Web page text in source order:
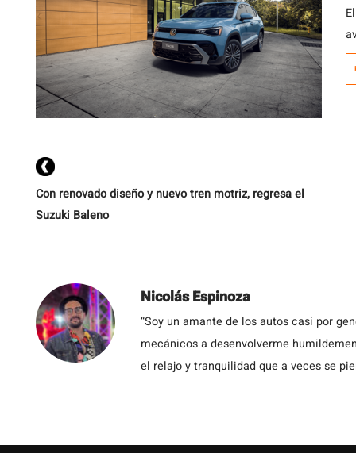
Con renovado diseño y nuevo tren motriz, regresa el
Suzuki Baleno
Nicolás Espinoza
“Soy un amante de los autos casi por
mecánicos a desenvolverme
el relajo y tranquilidad que a veces se